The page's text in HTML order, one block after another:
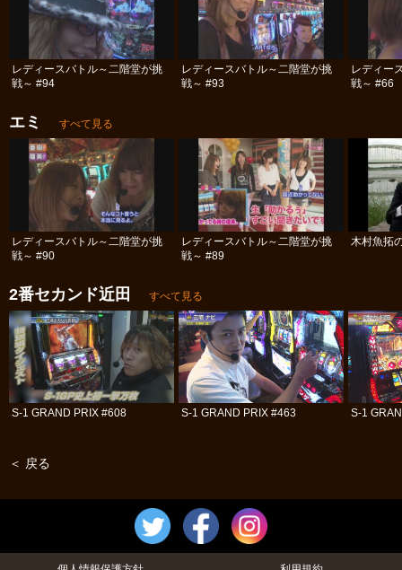
レディースバトル～二階堂が挑
戦～ #94
レディースバトル～二階堂が挑
戦～ #93
レディー
戦～ #66
エミ すべて見る
レディースバトル～二階堂が挑
戦～ #90
レディースバトル～二階堂が挑
戦～ #89
木村魚拓
2番セカンド近田 すべて見る
S-1 GRAND PRIX #608 S-1 GRAND PRIX #463 S-1
＜ 戻る